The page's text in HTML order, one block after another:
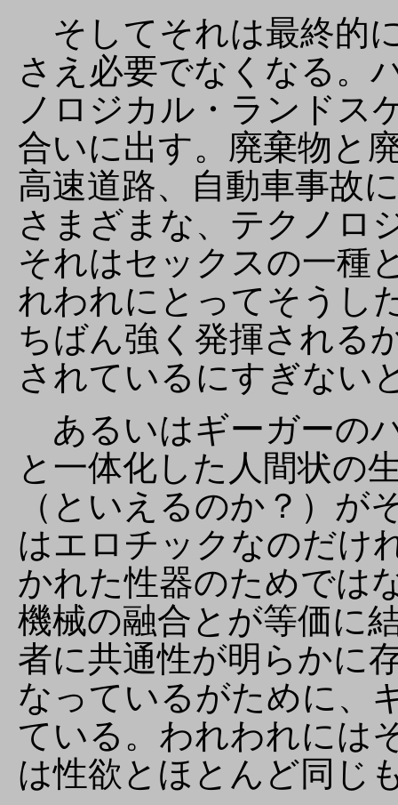
そしてそれは最終的
さえ必要でなくなる。
ノロジカル・ランドス
合いに出す。廃棄物と
高速道路、自動車事故
さまざまな、テクノロ
それはセックスの一種
れわれにとってそうし
ちばん強く発揮される
されているにすぎない
あるいはギーガーの
と一体化した人間状の
（といえるのか？）が
はエロチックなのだけ
かれた性器のためでは
機械の融合とが等価に
者に共通性が明らかに
なっているがために、
ている。われわれには
は性欲とほとんど同じ